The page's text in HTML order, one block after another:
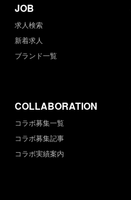
JOB
求人検索
新着求人
ブランド一覧
COLLABORATION
コラボ募集一覧
コラボ募集記事
コラボ実績案内